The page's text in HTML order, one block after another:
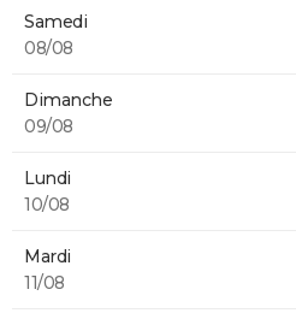
Samedi
08/08
Dimanche
09/08
Lundi
10/08
Mardi
11/08